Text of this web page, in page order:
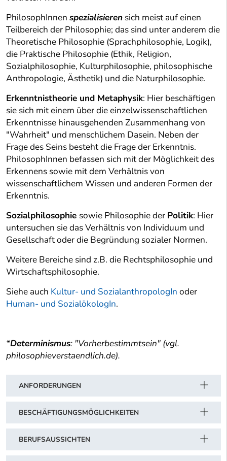
PhilosophInnen spezialisieren sich meist auf einen
Teilbereich der Philosophie; das sind unter anderem die
Theoretische Philosophie (Sprachphilosophie, Logik),
die Praktische Philosophie (Ethik, Religion,
Sozialphilosophie, Kulturphilosophie, philosophische
Anthropologie, Ästhetik) und die Naturphilosophie.
Erkenntnistheorie und Metaphysik: Hier beschäftigen
sie sich mit einem über die einzelwissenschaftlichen
Erkenntnisse hinausgehenden Zusammenhang von
"Wahrheit" und menschlichem Dasein. Neben der
Frage des Seins besteht die Frage der Erkenntnis.
PhilosophInnen befassen sich mit der Möglichkeit des
Erkennens sowie mit dem Verhältnis von
wissenschaftlichem Wissen und anderen Formen der
Erkenntnis.
Sozialphilosophie sowie Philosophie der Politik: Hier
untersuchen sie das Verhältnis von Individuum und
Gesellschaft oder die Begründung sozialer Normen.
Weitere Bereiche sind z.B. die Rechtsphilosophie und
Wirtschaftsphilosophie.
Siehe auch Kultur- und SozialanthropologIn oder
Human- und SozialökologIn.
*Determinismus: "Vorherbestimmtsein" (vgl.
philosophieverstaendlich.de).
ANFORDERUNGEN
BESCHÄFTIGUNGSMÖGLICHKEITEN
BERUFSAUSSICHTEN